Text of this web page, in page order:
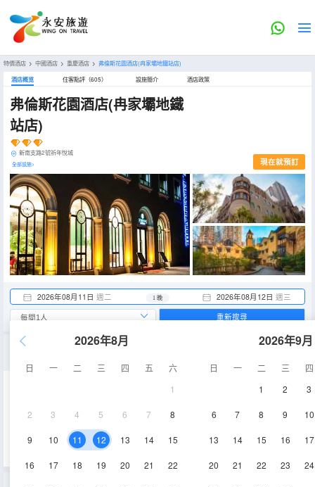
特價酒店 > 中國酒店 > 重慶酒店 > 弗倫斯花園酒店(冉家壩地鐵站店)
酒店概览 住客點評（605） 設施簡介 酒店政策
弗倫斯花園酒店(冉家壩地鐵
站店)
新南支路2號祈年悅城
全部設施> 現在就預訂
2026年08月11日 週二 2026年08月12日 週三
1 晚
2026年8月
日 一 二 三 四 五
六
1
2 3 4 5 6 7 8
9 10 11 12 13 14 15
16 17 18 19 20 21 22
2026年9月
日 一 二 三
四
1
2 3
6 7 8 9 10
13 14 15 16 17
20 21 22 23 24
重新搜尋
25-30㎡ 空調